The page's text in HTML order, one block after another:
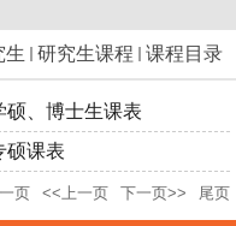
生 研究生课程 课程目录
、博士生课表
硕课表
页 <<上一页 下一页>> 尾页